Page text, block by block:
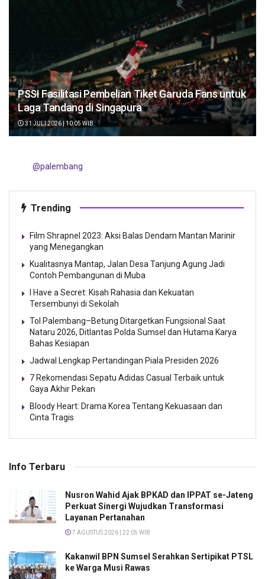
PSSI Fasilitasi Pembelian Tiket Garuda Fans untuk
Laga Tandang di Singapura
31 JULI 2026 | 10:05 WIB
@palembang
Trending
Film Shrapnel 2023: Aksi Balas Dendam Mantan Marinir
yang Menegangkan
Kualitasnya Mantap, Jalan Desa Tanjung Agung Jadi
Contoh Pembangunan di Muba
I Have a Secret: Kisah Rahasia dan Kekuatan
Tersembunyi di Sekolah
Tol Palembang–Betung Ditargetkan Fungsional Saat
Nataru 2026, Ditlantas Polda Sumsel dan Hutama Karya
Bahas Kesiapan
Jadwal Lengkap Pertandingan Piala Presiden 2026
7 Rekomendasi Sepatu Adidas Casual Terbaik untuk
Gaya Akhir Pekan
Bloody Heart: Drama Korea Tentang Kekuasaan dan
Cinta Tragis
Info Terbaru
Nusron Wahid Ajak BPKAD dan IPPAT se-Jateng
Perkuat Sinergi Wujudkan Transformasi
Layanan Pertanahan
7 AGUSTUS 2026 | 22:05 WIB
Kakanwil BPN Sumsel Serahkan Sertipikat PTSL
ke Warga Musi Rawas